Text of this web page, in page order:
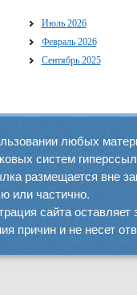
Июль 2026
Февраль 2026
Сентябрь 2025
любых
систем
размещается вне
или частично.
сайта оставляет
причин и не несет